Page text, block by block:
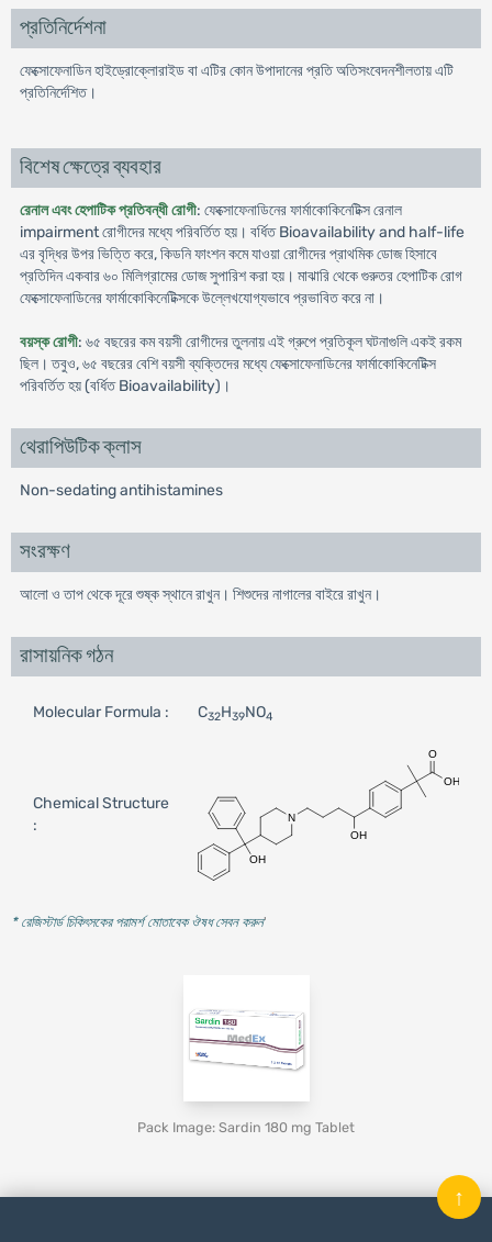
প্রতিনির্দেশনা
ফেক্সোফেনাডিন হাইড্রোক্লোরাইড বা এটির কোন উপাদানের প্রতি অতিসংবেদনশীলতায় এটি
প্রতিনির্দেশিত।
বিশেষ ক্ষেত্রে ব্যবহার
রেনাল এবং হেপাটিক প্রতিবন্ধী রোগী: ফেক্সোফেনাডিনের ফার্মাকোকিনেটিক্স রেনাল
impairment রোগীদের মধ্যে পরিবর্তিত হয়। বর্ধিত Bioavailability and half-life
এর বৃদ্ধির উপর ভিত্তি করে, কিডনি ফাংশন কমে যাওয়া রোগীদের প্রাথমিক ডোজ হিসাবে
প্রতিদিন একবার ৬০ মিলিগ্রামের ডোজ সুপারিশ করা হয়। মাঝারি থেকে গুরুতর হেপাটিক রোগ
ফেক্সোফেনাডিনের ফার্মাকোকিনেটিক্সকে উল্লেখযোগ্যভাবে প্রভাবিত করে না।
বয়স্ক রোগী: ৬৫ বছরের কম বয়সী রোগীদের তুলনায় এই গ্রুপে প্রতিকূল ঘটনাগুলি একই রকম
ছিল। তবুও, ৬৫ বছরের বেশি বয়সী ব্যক্তিদের মধ্যে ফেক্সোফেনাডিনের ফার্মাকোকিনেটিক্স
পরিবর্তিত হয় (বর্ধিত Bioavailability)।
থেরাপিউটিক ক্লাস
Non-sedating antihistamines
সংরক্ষণ
আলো ও তাপ থেকে দূরে শুষ্ক স্থানে রাখুন। শিশুদের নাগালের বাইরে রাখুন।
রাসায়নিক গঠন
Molecular Formula : C32H39NO4
Chemical Structure
:
* রেজিস্টার্ড চিকিৎসকের পরামর্শ মোতাবেক ঔষধ সেবন করুন'
Pack Image: Sardin 180 mg Tablet
↑